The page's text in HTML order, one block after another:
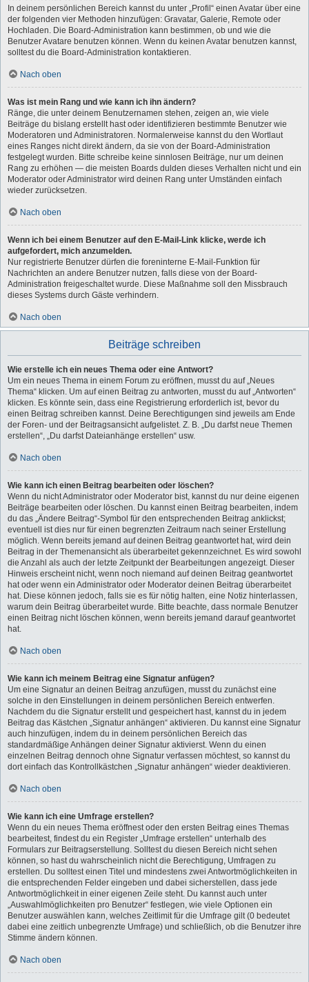
In deinem persönlichen Bereich kannst du unter „Profil“ einen Avatar über eine
der folgenden vier Methoden hinzufügen: Gravatar, Galerie, Remote oder
Hochladen. Die Board-Administration kann bestimmen, ob und wie die
Benutzer Avatare benutzen können. Wenn du keinen Avatar benutzen kannst,
solltest du die Board-Administration kontaktieren.
Nach oben
Was ist mein Rang und wie kann ich ihn ändern?
Ränge, die unter deinem Benutzernamen stehen, zeigen an, wie viele
Beiträge du bislang erstellt hast oder identifizieren bestimmte Benutzer wie
Moderatoren und Administratoren. Normalerweise kannst du den Wortlaut
eines Ranges nicht direkt ändern, da sie von der Board-Administration
festgelegt wurden. Bitte schreibe keine sinnlosen Beiträge, nur um deinen
Rang zu erhöhen — die meisten Boards dulden dieses Verhalten nicht und ein
Moderator oder Administrator wird deinen Rang unter Umständen einfach
wieder zurücksetzen.
Nach oben
Wenn ich bei einem Benutzer auf den E-Mail-Link klicke, werde ich
aufgefordert, mich anzumelden.
Nur registrierte Benutzer dürfen die foreninterne E-Mail-Funktion für
Nachrichten an andere Benutzer nutzen, falls diese von der Board-
Administration freigeschaltet wurde. Diese Maßnahme soll den Missbrauch
dieses Systems durch Gäste verhindern.
Nach oben
Beiträge schreiben
Wie erstelle ich ein neues Thema oder eine Antwort?
Um ein neues Thema in einem Forum zu eröffnen, musst du auf „Neues
Thema“ klicken. Um auf einen Beitrag zu antworten, musst du auf „Antworten“
klicken. Es könnte sein, dass eine Registrierung erforderlich ist, bevor du
einen Beitrag schreiben kannst. Deine Berechtigungen sind jeweils am Ende
der Foren- und der Beitragsansicht aufgelistet. Z. B. „Du darfst neue Themen
erstellen“, „Du darfst Dateianhänge erstellen“ usw.
Nach oben
Wie kann ich einen Beitrag bearbeiten oder löschen?
Wenn du nicht Administrator oder Moderator bist, kannst du nur deine eigenen
Beiträge bearbeiten oder löschen. Du kannst einen Beitrag bearbeiten, indem
du das „Ändere Beitrag“-Symbol für den entsprechenden Beitrag anklickst;
eventuell ist dies nur für einen begrenzten Zeitraum nach seiner Erstellung
möglich. Wenn bereits jemand auf deinen Beitrag geantwortet hat, wird dein
Beitrag in der Themenansicht als überarbeitet gekennzeichnet. Es wird sowohl
die Anzahl als auch der letzte Zeitpunkt der Bearbeitungen angezeigt. Dieser
Hinweis erscheint nicht, wenn noch niemand auf deinen Beitrag geantwortet
hat oder wenn ein Administrator oder Moderator deinen Beitrag überarbeitet
hat. Diese können jedoch, falls sie es für nötig halten, eine Notiz hinterlassen,
warum dein Beitrag überarbeitet wurde. Bitte beachte, dass normale Benutzer
einen Beitrag nicht löschen können, wenn bereits jemand darauf geantwortet
hat.
Nach oben
Wie kann ich meinem Beitrag eine Signatur anfügen?
Um eine Signatur an deinen Beitrag anzufügen, musst du zunächst eine
solche in den Einstellungen in deinem persönlichen Bereich entwerfen.
Nachdem du die Signatur erstellt und gespeichert hast, kannst du in jedem
Beitrag das Kästchen „Signatur anhängen“ aktivieren. Du kannst eine Signatur
auch hinzufügen, indem du in deinem persönlichen Bereich das
standardmäßige Anhängen deiner Signatur aktivierst. Wenn du einen
einzelnen Beitrag dennoch ohne Signatur verfassen möchtest, so kannst du
dort einfach das Kontrollkästchen „Signatur anhängen“ wieder deaktivieren.
Nach oben
Wie kann ich eine Umfrage erstellen?
Wenn du ein neues Thema eröffnest oder den ersten Beitrag eines Themas
bearbeitest, findest du ein Register „Umfrage erstellen“ unterhalb des
Formulars zur Beitragserstellung. Solltest du diesen Bereich nicht sehen
können, so hast du wahrscheinlich nicht die Berechtigung, Umfragen zu
erstellen. Du solltest einen Titel und mindestens zwei Antwortmöglichkeiten in
die entsprechenden Felder eingeben und dabei sicherstellen, dass jede
Antwortmöglichkeit in einer eigenen Zeile steht. Du kannst auch unter
„Auswahlmöglichkeiten pro Benutzer“ festlegen, wie viele Optionen ein
Benutzer auswählen kann, welches Zeitlimit für die Umfrage gilt (0 bedeutet
dabei eine zeitlich unbegrenzte Umfrage) und schließlich, ob die Benutzer ihre
Stimme ändern können.
Nach oben